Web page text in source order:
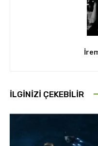
İLGINIZI ÇEKEBILIR